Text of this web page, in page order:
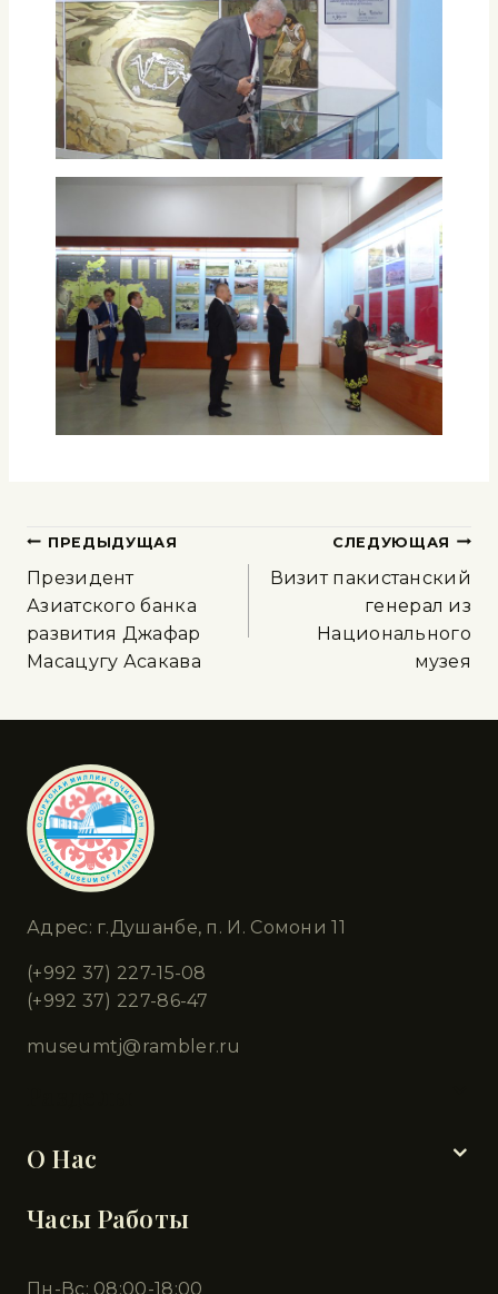
ПРЕДЫДУЩАЯ
Президент
Азиатского банка
развития Джафар
Масацугу Асакава
СЛЕДУЮЩАЯ
Визит пакистанский
генерал из
Национального
музея
Адрес: г.Душанбе, п. И. Сомони 11
(+992 37) 227-15-08
(+992 37) 227-86-47
museumtj@rambler.ru
О Нас
Часы Работы
Пн-Вс: 08:00-18:00